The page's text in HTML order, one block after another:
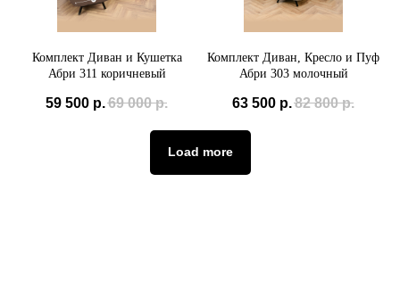
Комплект Диван и Кушетка
Абри 311 коричневый
59 500 р.69 000 р.
Комплект Диван, Кресло и Пуф
Абри 303 молочный
63 500 р.82 800 р.
Load more